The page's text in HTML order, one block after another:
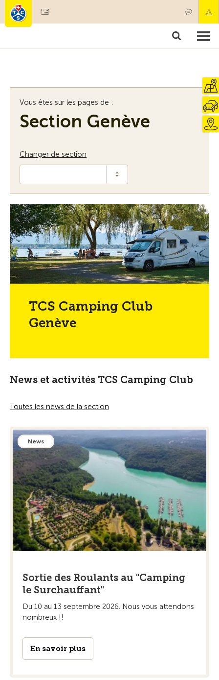
Membres & prestations
Vous êtes sur les pages de :
Section Genève
Changer de section
TCS Camping Club
Genève
News et activités TCS Camping Club
Toutes les news de la section
News
Sortie des Roulants au "Camping
le Surchauffant"
Du 10 au 13 septembre 2026. Nous vous attendons
nombreux !!
En savoir plus